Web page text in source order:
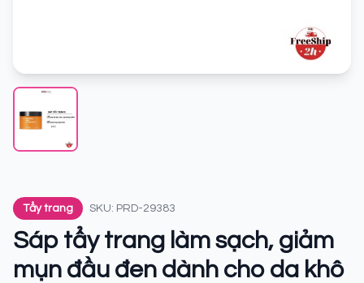
Tẩy trang SKU: PRD-29383
Sáp tẩy trang làm sạch, giảm
mụn đầu đen dành cho da khô